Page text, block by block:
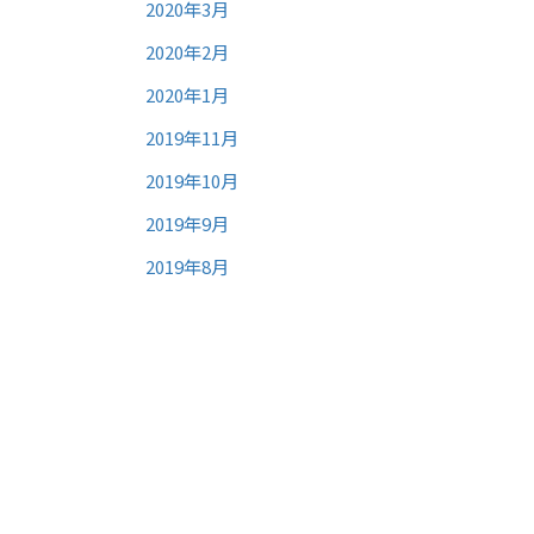
2020年3月
2020年2月
2020年1月
2019年11月
2019年10月
2019年9月
2019年8月